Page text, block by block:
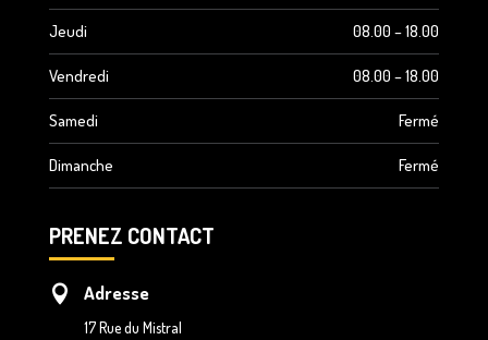
Jeudi 08.00 – 18.00
Vendredi 08.00 – 18.00
Samedi Fermé
Dimanche Fermé
PRENEZ CONTACT
 Adresse
17 Rue du Mistral